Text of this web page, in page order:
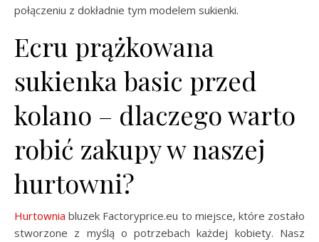
połączeniu z dokładnie tym modelem sukienki.
Ecru prążkowana
sukienka basic przed
kolano – dlaczego warto
robić zakupy w naszej
hurtowni?
Hurtownia bluzek Factoryprice.eu to miejsce, które zostało
stworzone z myślą o potrzebach każdej kobiety. Nasz